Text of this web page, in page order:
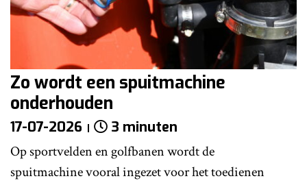
Zo wordt een spuitmachine
onderhouden
17-07-2026 3 minuten
Op sportvelden en golfbanen wordt de
spuitmachine vooral ingezet voor het toedienen